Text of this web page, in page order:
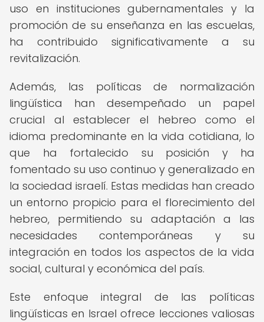
uso en instituciones gubernamentales y la
promoción de su enseñanza en las escuelas,
ha contribuido significativamente a su
revitalización.
Además, las políticas de normalización
lingüística han desempeñado un papel
crucial al establecer el hebreo como el
idioma predominante en la vida cotidiana, lo
que ha fortalecido su posición y ha
fomentado su uso continuo y generalizado en
la sociedad israelí. Estas medidas han creado
un entorno propicio para el florecimiento del
hebreo, permitiendo su adaptación a las
necesidades contemporáneas y su
integración en todos los aspectos de la vida
social, cultural y económica del país.
Este enfoque integral de las políticas
lingüísticas en Israel ofrece lecciones valiosas